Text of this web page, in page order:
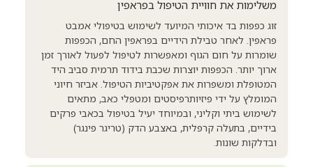
משלימות את חוויית הטיפול בפראפין
זוג כפפות בד איכותי המיועד לשימוש בטיפולי אמבט
פראפין. לאחר טבילת הידיים בפראפין החם, הכפפות
שומרות על חום הגוף ומאפשרות לטיפול לפעול לאורך זמן
ארוך יותר. הכפפות יוצרות שכבת בידוד תרמית סביב היד
המטופלת ומשפרות את אפקטיביות הטיפול. אביזר חיוני
המומלץ על ידי פיזיותרפיסטים ומטפלי כאב, מתאים
לשימוש ביתי וקליני, ובמיוחד יעיל בטיפול בכאבי פרקים
בידיים, בתעלה קרפלית, באצבע הדק (טריגר פינגר)
ובדלקות שונות.